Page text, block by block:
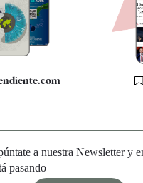
a nuestra Newsletter y
pasando